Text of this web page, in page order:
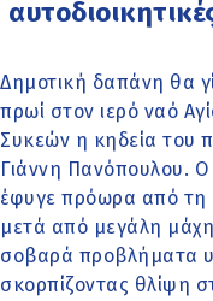
Δημοτική δαπάνη θα
πρωί στον ιερό ναό
Συκεών η κηδεία του
Γιάννη Πανόπουλου.
έφυγε πρόωρα από
μετά από μεγάλη
σοβαρά προβλήματα
σκορπίζοντας θλίψη